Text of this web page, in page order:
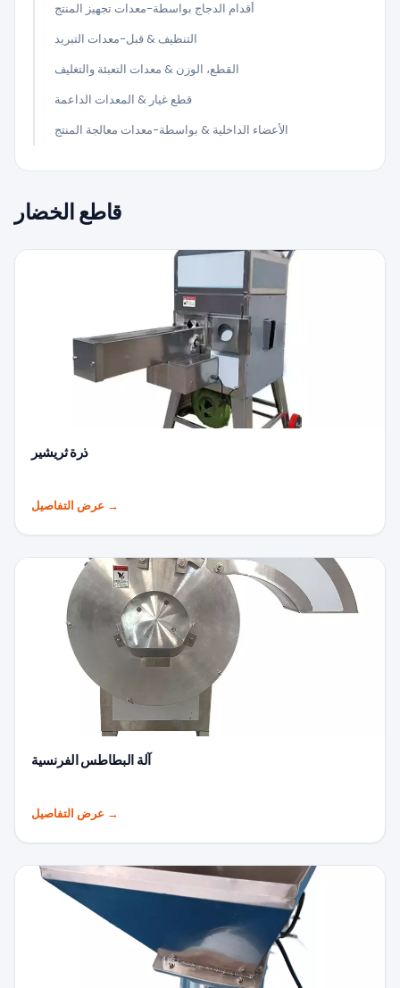
أقدام الدجاج بواسطة-معدات تجهيز المنتج
التنظيف & قبل-معدات التبريد
القطع، الوزن & معدات التعبئة والتغليف
قطع غيار & المعدات الداعمة
الأعضاء الداخلية & بواسطة-معدات معالجة المنتج
قاطع الخضار
ذرة ثريشير
→
آلة البطاطس الفرنسية
→